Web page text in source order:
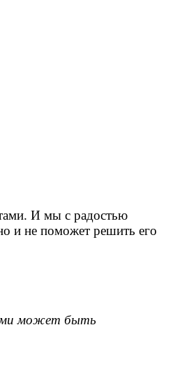
И мы с радостью
и не поможет решить его
может быть